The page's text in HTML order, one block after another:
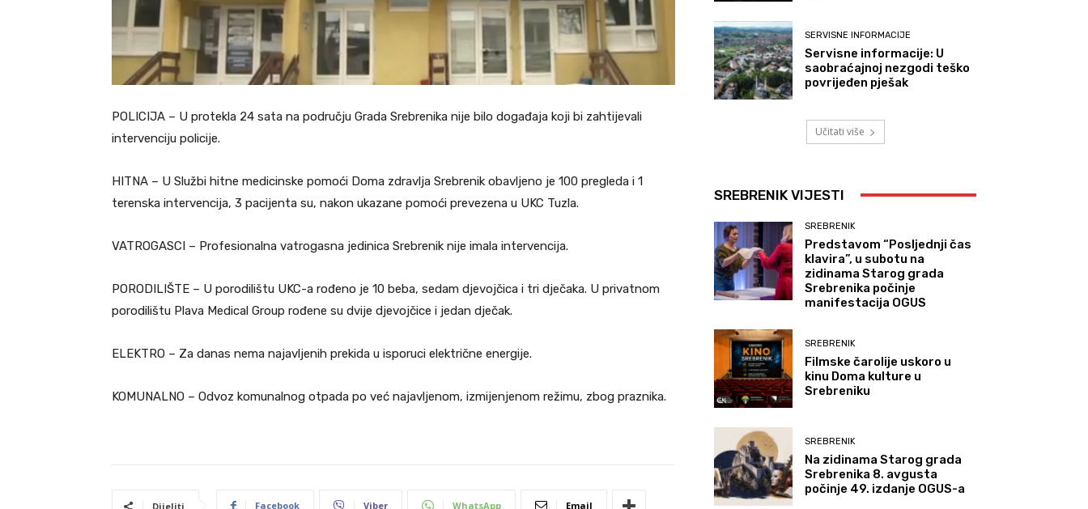
POLICIJA – U protekla 24 sata na području Grada Srebrenika nije bilo događaja koji bi zahtijevali
intervenciju policije.
HITNA – U Službi hitne medicinske pomoći Doma zdravlja Srebrenik obavljeno je 100 pregleda i 1
terenska intervencija, 3 pacijenta su, nakon ukazane pomoći prevezena u UKC Tuzla.
VATROGASCI – Profesionalna vatrogasna jedinica Srebrenik nije imala intervencija.
PORODILIŠTE – U porodilištu UKC-a rođeno je 10 beba, sedam djevojčica i tri dječaka. U privatnom
porodilištu Plava Medical Group rođene su dvije djevojčice i jedan dječak.
ELEKTRO – Za danas nema najavljenih prekida u isporuci električne energije.
KOMUNALNO – Odvoz komunalnog otpada po već najavljenom, izmijenjenom režimu, zbog praznika.
Dijeliti Facebook Viber WhatsApp Email
SERVISNE INFORMACIJE
Servisne informacije: U
saobraćajnoj nezgodi teško
povrijeđen pješak
Učitati više
SREBRENIK VIJESTI
SREBRENIK
Predstavom “Posljednji čas
klavira”, u subotu na
zidinama Starog grada
Srebrenika počinje
manifestacija OGUS
SREBRENIK
Filmske čarolije uskoro u
kinu Doma kulture u
Srebreniku
SREBRENIK
Na zidinama Starog grada
Srebrenika 8. avgusta
počinje 49. izdanje OGUS-a